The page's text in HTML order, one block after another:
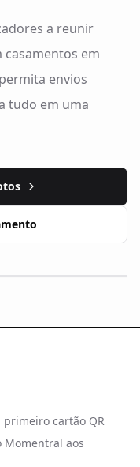
a reunir
em
envios
tudo em uma
primeiro cartão QR
Momentral aos